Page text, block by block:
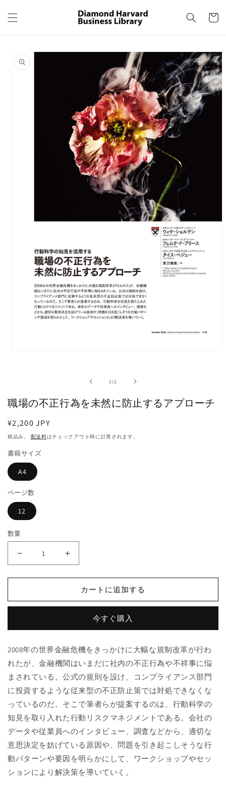
ンツに
進む
ー
商品情
報にス
キップ
メ
ィ
(1)
を
開
1 /の2
職場の不正行為を未然に防止するアプローチ
通
常
格
¥2,200 JPY
税込み。 配送料はチェックアウト時に計算されます。
書籍サイズ
A4
ページ数
12
数量
正
為
未
然
に
防
止
す
る
ア
プ
ロ
ー
職
正
為
を
未
然
に
防
止
す
る
ア
プ
ロ
ー
カートに追加する
今すぐ購入
2008年の世界金融危機をきっかけに大幅な規制改革が行わ
れたが、金融機関はいまだに社内の不正行為や不祥事に悩
まされている。公式の規則を設け、コンプライアンス部門
に投資するような従来型の不正防止策では対処できなくな
っているのだ。そこで筆者らが提案するのは、行動科学の
知見を取り入れた行動リスクマネジメントである。会社の
データや従業員へのインタビュー、調査などから、適切な
意思決定を妨げている原因や、問題を引き起こしそうな行
動パターンや要因を明らかにして、ワークショップやセッ
ションにより解決策を導いていく。